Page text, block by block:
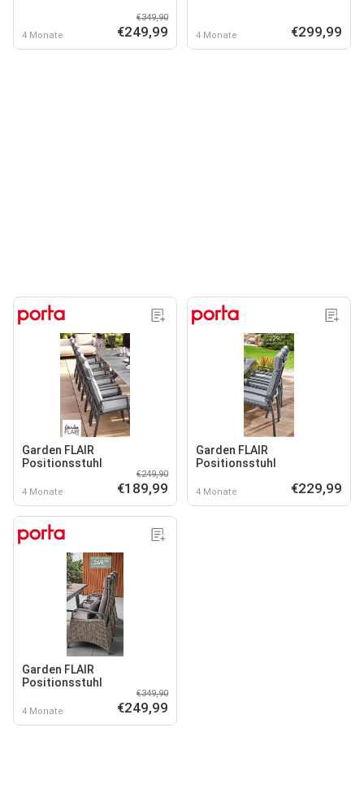
4 Monate
€349,90
€249,99 4 Monate €299,99
Garden FLAIR
Positionsstuhl
4 Monate
€249,90
€189,99
Garden FLAIR
Positionsstuhl
4 Monate €229,99
Garden FLAIR
Positionsstuhl
4 Monate
€349,90
€249,99